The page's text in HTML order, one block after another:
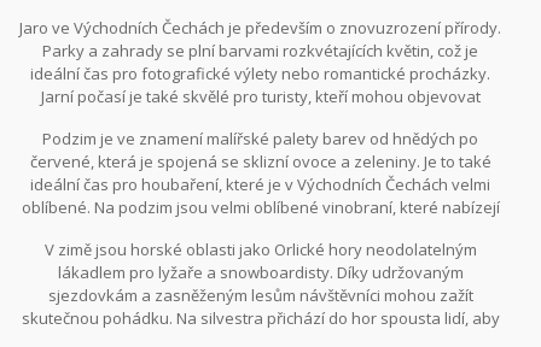
pozorování přírody nebo turistika, ale zahrnují také různé kulturní
festivaly, sportovní závody a místní trhy, které vás mohou
nadchnout.
Jaro ve Východních Čechách je především o znovuzrození přírody.
Parky a zahrady se plní barvami rozkvétajících květin, což je
ideální čas pro fotografické výlety nebo romantické procházky.
Jarní počasí je také skvělé pro turisty, kteří mohou objevovat
folklórní festivaly, které přitahují široké spektrum návštěvníků a
poskytují jedinečnou příležitost zažít místní tradice.
Podzim je ve znamení malířské palety barev od hnědých po
červené, která je spojená se sklizní ovoce a zeleniny. Je to také
ideální čas pro houbaření, které je v Východních Čechách velmi
oblíbené. Na podzim jsou velmi oblíbené vinobraní, které nabízejí
specialit. V neposlední řadě je zimní krajina ideální pro lyžování a
další zimní sporty.
V zimě jsou horské oblasti jako Orlické hory neodolatelným
lákadlem pro lyžaře a snowboardisty. Díky udržovaným
sjezdovkám a zasněženým lesům návštěvníci mohou zažít
skutečnou pohádku. Na silvestra přichází do hor spousta lidí, aby